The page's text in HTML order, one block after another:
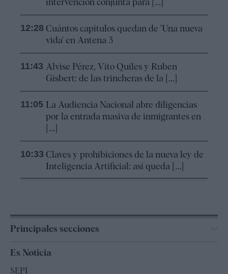
12:28 Cuántos capítulos quedan de 'Una nueva
vida' en Antena 3
11:43 Alvise Pérez, Vito Quiles y Ruben
Gisbert: de las trincheras de la [...]
11:05 La Audiencia Nacional abre diligencias
por la entrada masiva de inmigrantes en
[...]
10:33 Claves y prohibiciones de la nueva ley de
Inteligencia Artificial: así queda [...]
Principales secciones
España
Es Noticia
SEPI